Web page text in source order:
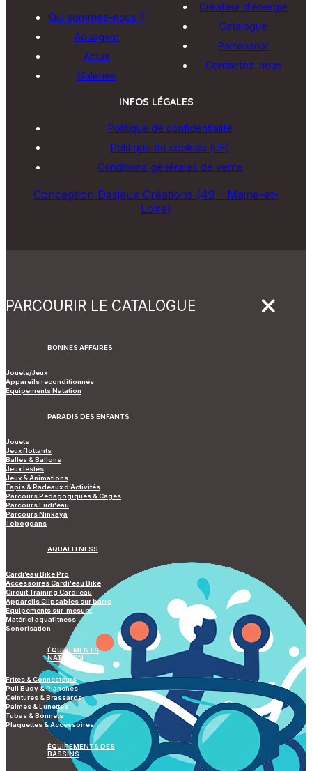
Qui sommes-nous ?
Aquagym
Actus
Galeries
Créateur d’énergie
Catalogue
Partenariat
Contactez-nous
INFOS LÉGALES
Politique de confidentialité
Politique de cookies (UE)
Conditions générales de vente
Conception Desjeux Créations (49 - Maine-et-
Loire)
PARCOURIR LE CATALOGUE
BONNES AFFAIRES
Jouets/Jeux
Appareils reconditionnés
Equipements Natation
PARADIS DES ENFANTS
Jouets
Jeux flottants
Balles & Ballons
Jeux lestés
Jeux & Animations
Tapis & Radeaux d’Activités
Parcours Pédagogiques & Cages
Parcours Ludi'eau
Parcours Ninkaya
Toboggans
AQUAFITNESS
Cardi’eau Bike Pro
Accessoires Cardi'eau Bike
Circuit Training Cardi’eau
Appareils Clipsables sur barre
Equipements sur-mesure
Matériel aquafitness
Sonorisation
ÉQUIPEMENTS
NATATION
Frites & Connecteurs
Pull Buoy & Planches
Ceintures & Brassards
Palmes & Lunettes
Tubas & Bonnets
Plaquettes & Accessoires
ÉQUIPEMENTS DES
BASSINS